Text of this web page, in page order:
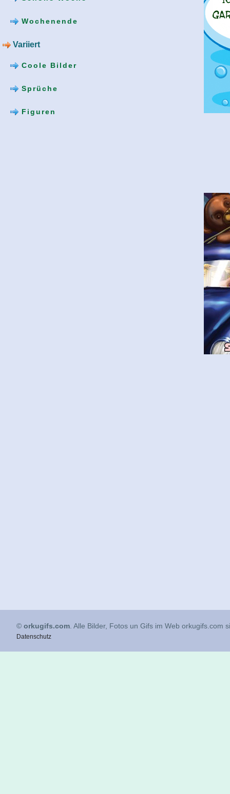
Wochenende
Variiert
Coole Bilder
Sprüche
Figuren
© orkugifs.com. Alle Bilder, Fotos un Gifs im Web orkugifs.com
Datenschutz